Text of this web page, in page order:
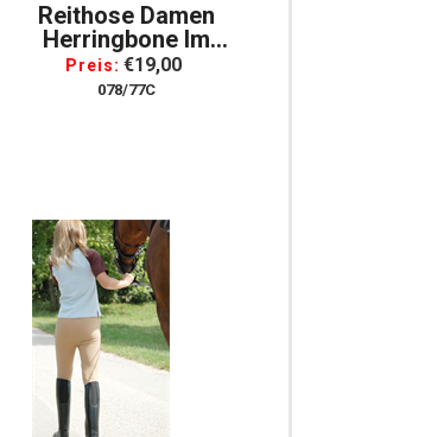
Reithose Damen
Herringbone Im
Fischgrätdesign Mit
Stoffbesatz, Gr. 42
Preis: €19,00
078/77C